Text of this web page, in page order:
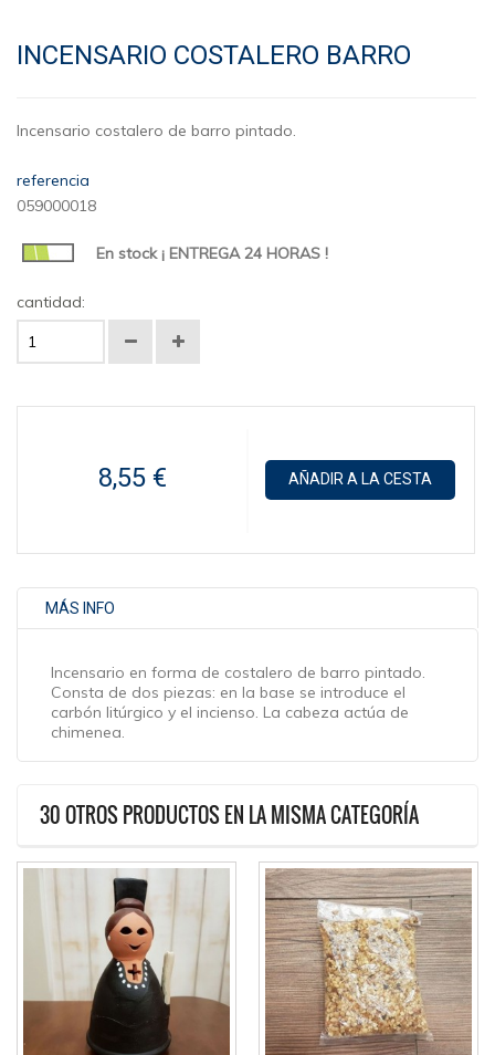
INCENSARIO COSTALERO BARRO
Incensario costalero de barro pintado.
referencia
059000018
En stock ¡ ENTREGA 24 HORAS !
cantidad:
8,55 € AÑADIR A LA CESTA
MÁS INFO
Incensario en forma de costalero de barro pintado.
Consta de dos piezas: en la base se introduce el
carbón litúrgico y el incienso. La cabeza actúa de
chimenea.
30 OTROS PRODUCTOS EN LA MISMA CATEGORÍA